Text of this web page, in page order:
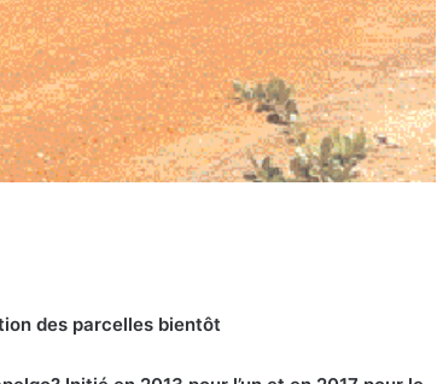
des parcelles bientôt